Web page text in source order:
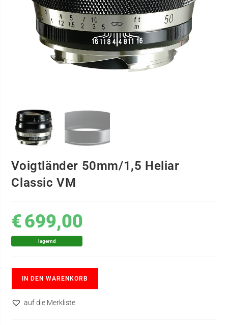
Voigtländer 50mm/1,5 Heliar
Classic VM
€699,00
lagernd
IN DEN WARENKORB
auf die Merkliste